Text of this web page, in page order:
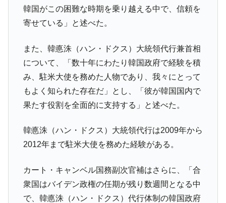
Fact1
全て勝つといくら？ 競馬GI競走で勝利騎手がもら
える賞金とは？
Fact1
発表から2日で大崩壊、鳴かず飛ばずに終わりそう
なスーパーリーグとは？
Fact1
日本人マスターズ挑戦の歴史。松山以前に最高位
だった選手とは？
Fact1
甲子園通算本塁打、最多の清原に次いで多く打っ
Fact1 セレクトセールの高額取引馬が稼いだ金額とは？
韓国がこの困難な時期を乗り越える中で、信頼を
寄せている」と述べた。
また、韓悳洙（ハン・ドクス）大統領代行兼首相
について、「数十年にわたり韓国政府で経験を積
み、駐米大使を務めた人物であり、我々にとって
もよく知られた存在だ」とし、「彼が韓国国内で
果たす役割を全面的に支持する」と述べた。
韓悳洙（ハン・ドクス）大統領代行は2009年から
2012年まで駐米大使を務めた経験がある。
カート・キャンベル国務副次官補はさらに、「合
衆国はバイデン政権の任期が残り数週間となる中
で、韓悳洙（ハン・ドクス）代行体制の韓国政府